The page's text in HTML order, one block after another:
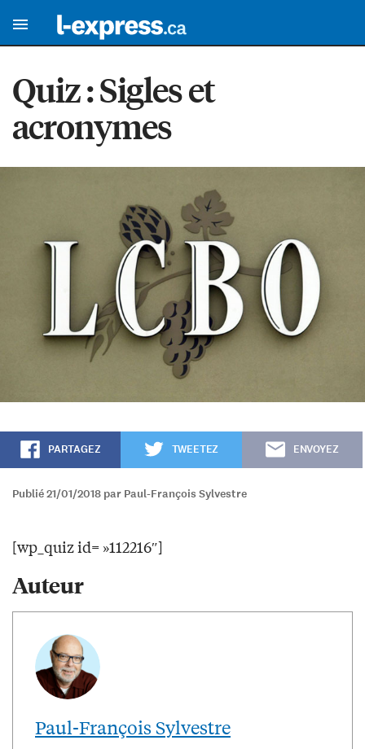
Quiz : Sigles et
acronymes
PARTAGEZ TWEETEZ ENVOYEZ
Publié 21/01/2018 par Paul-François Sylvestre
[wp_quiz id= »112216″]
Auteur
Paul-François Sylvestre